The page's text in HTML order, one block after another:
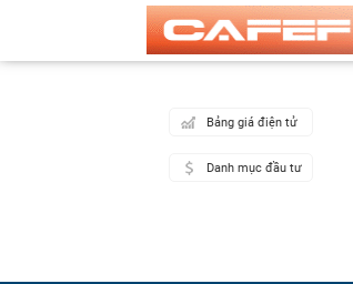
Bảng giá điện tử
Danh mục đầu tư